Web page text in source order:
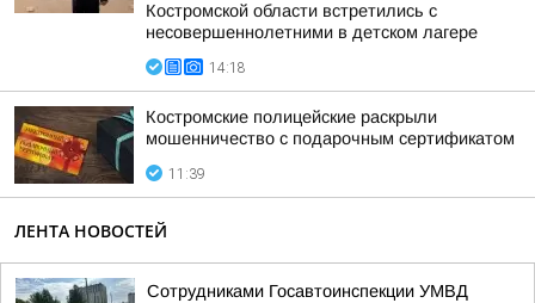
Костромской области встретились с
несовершеннолетними в детском лагере
14:18
Костромские полицейские раскрыли
мошенничество с подарочным сертификатом
11:39
ЛЕНТА НОВОСТЕЙ
Сотрудниками Госавтоинспекции УМВД